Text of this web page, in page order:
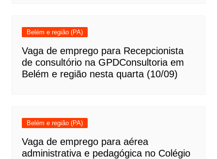
Belém e região (PA)
Vaga de emprego para Recepcionista
de consultório na GPDConsultoria em
Belém e região nesta quarta (10/09)
Belém e região (PA)
Vaga de emprego para aérea
administrativa e pedagógica no Colégio